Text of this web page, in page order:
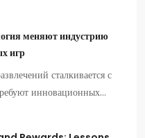
меняют индустрию
игр
сталкивается с
инновационных…